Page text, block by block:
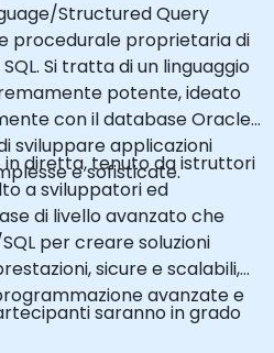
Structured Query
procedurale proprietaria di
Si tratta di un linguaggio
potente, ideato
con il database Oracle
sviluppare applicazioni
e sofisticate.
diretta, tenuto da istruttori
a sviluppatori ed
di livello avanzato che
per creare soluzioni
sicure e scalabili,
avanzate e
saranno in grado